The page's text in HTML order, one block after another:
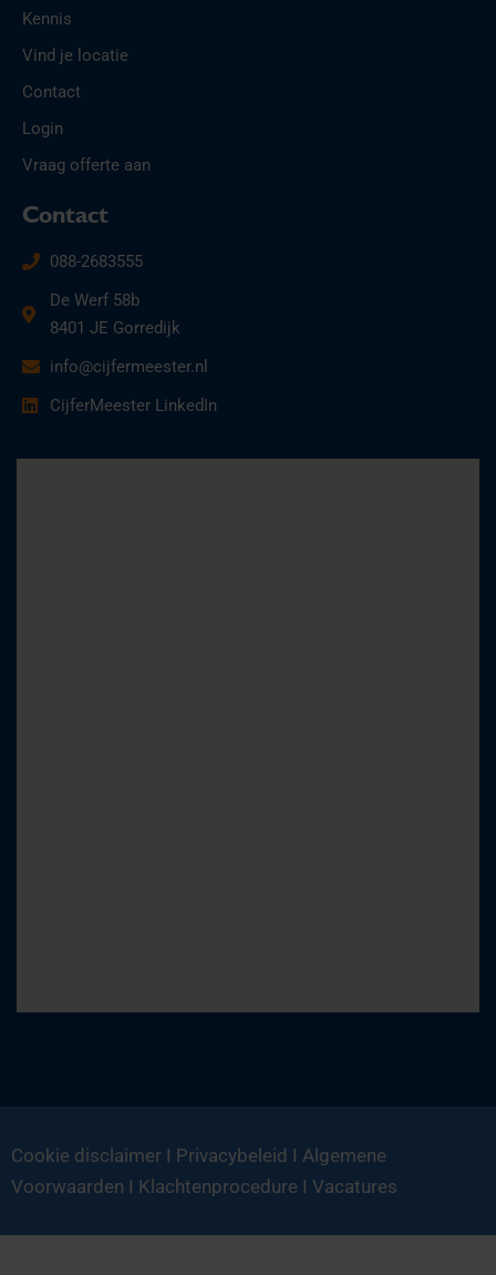
Kennis
Vind je locatie
Contact
Login
Vraag offerte aan
Contact
088-2683555
De Werf 58b
8401 JE Gorredijk
info@cijfermeester.nl
CijferMeester LinkedIn
Cookie disclaimer I Privacybeleid I Algemene
Voorwaarden I Klachtenprocedure I Vacatures